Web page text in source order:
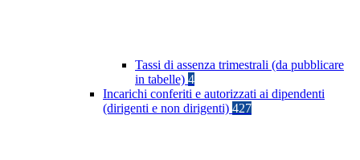
Tassi di assenza trimestrali (da pubblicare
in tabelle) 4
Incarichi conferiti e autorizzati ai dipendenti
(dirigenti e non dirigenti) 427